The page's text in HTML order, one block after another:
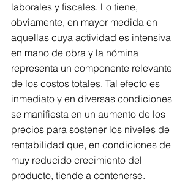
laborales y fiscales. Lo tiene,
obviamente, en mayor medida en
aquellas cuya actividad es intensiva
en mano de obra y la nómina
representa un componente relevante
de los costos totales. Tal efecto es
inmediato y en diversas condiciones
se manifiesta en un aumento de los
precios para sostener los niveles de
rentabilidad que, en condiciones de
muy reducido crecimiento del
producto, tiende a contenerse.